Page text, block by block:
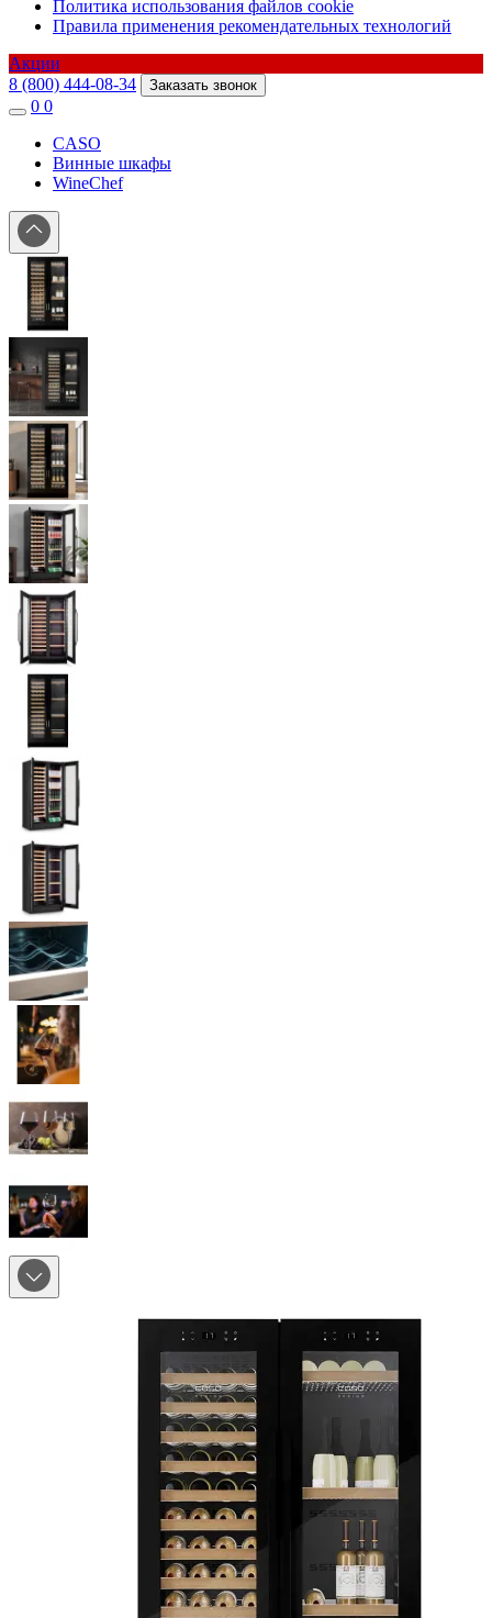
Политика использования файлов cookie
Правила применения рекомендательных технологий
Акции
8 (800) 444-08-34
Заказать звонок
0 0
CASO
Винные шкафы
WineChef